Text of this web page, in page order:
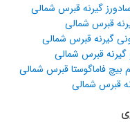
گیرنه قبرس شمالی
قبرس شمالی
گیرنه قبرس شمالی
گیرنه قبرس شمالی
بیچ فاماگوستا قبرس شمالی
قبرس شمالی